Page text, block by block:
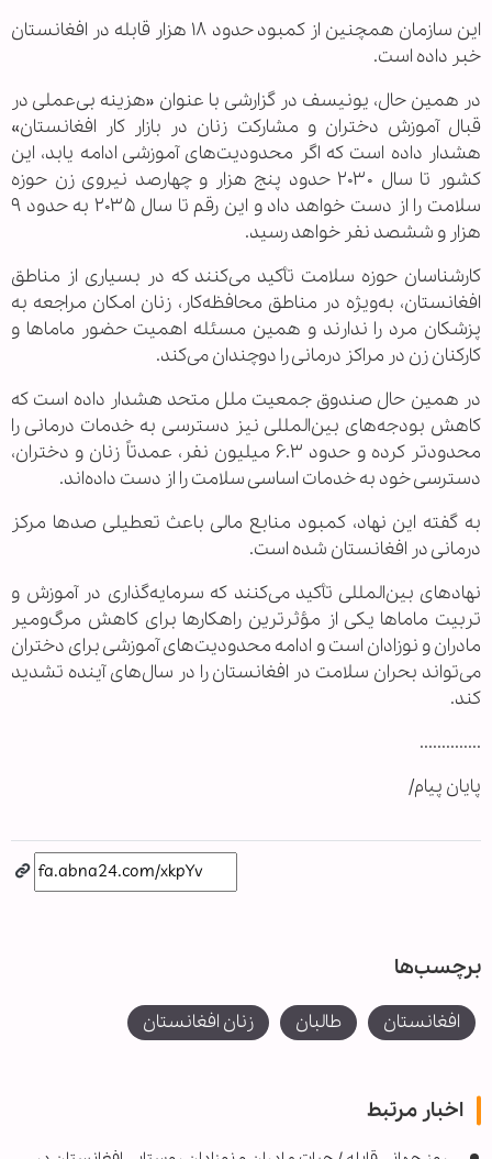
این سازمان همچنین از کمبود حدود ۱۸ هزار قابله در افغانستان
خبر داده است.
در همین حال، یونیسف در گزارشی با عنوان «هزینه بی‌عملی در
قبال آموزش دختران و مشارکت زنان در بازار کار افغانستان»
هشدار داده است که اگر محدودیت‌های آموزشی ادامه یابد، این
کشور تا سال ۲۰۳۰ حدود پنج هزار و چهارصد نیروی زن حوزه
سلامت را از دست خواهد داد و این رقم تا سال ۲۰۳۵ به حدود ۹
هزار و ششصد نفر خواهد رسید.
کارشناسان حوزه سلامت تأکید می‌کنند که در بسیاری از مناطق
افغانستان، به‌ویژه در مناطق محافظه‌کار، زنان امکان مراجعه به
پزشکان مرد را ندارند و همین مسئله اهمیت حضور ماماها و
کارکنان زن در مراکز درمانی را دوچندان می‌کند.
در همین حال صندوق جمعیت ملل متحد هشدار داده است که
کاهش بودجه‌های بین‌المللی نیز دسترسی به خدمات درمانی را
محدودتر کرده و حدود ۶.۳ میلیون نفر، عمدتاً زنان و دختران،
دسترسی خود به خدمات اساسی سلامت را از دست داده‌اند.
به گفته این نهاد، کمبود منابع مالی باعث تعطیلی صدها مرکز
درمانی در افغانستان شده است.
نهادهای بین‌المللی تأکید می‌کنند که سرمایه‌گذاری در آموزش و
تربیت ماماها یکی از مؤثرترین راهکارها برای کاهش مرگ‌ومیر
مادران و نوزادان است و ادامه محدودیت‌های آموزشی برای دختران
می‌تواند بحران سلامت در افغانستان را در سال‌های آینده تشدید
کند.
..............
پایان پیام/
برچسب‌ها
افغانستان طالبان زنان افغانستان
اخبار مرتبط